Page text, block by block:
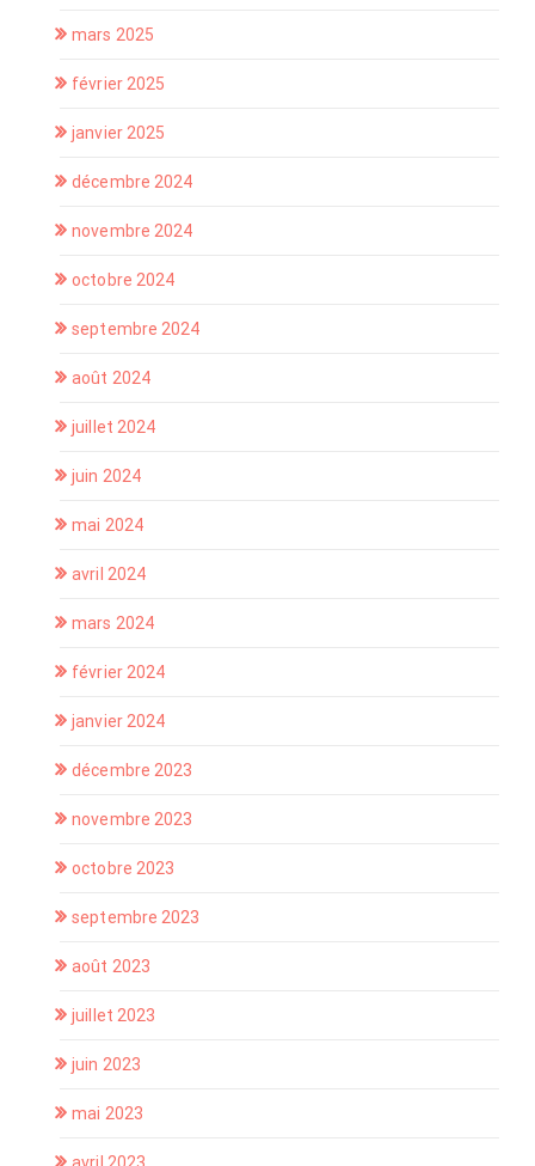
mars 2025
février 2025
janvier 2025
décembre 2024
novembre 2024
octobre 2024
septembre 2024
août 2024
juillet 2024
juin 2024
mai 2024
avril 2024
mars 2024
février 2024
janvier 2024
décembre 2023
novembre 2023
octobre 2023
septembre 2023
août 2023
juillet 2023
juin 2023
mai 2023